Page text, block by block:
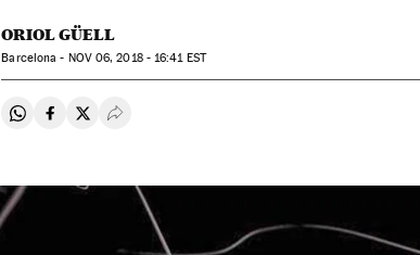
ORIOL GÜELL
Barcelona - NOV06, 2018 - 16:41EST
Compartir en Whatsapp
Compartir en Facebook
Compartir en Twitter
Desplegar Redes Sociales